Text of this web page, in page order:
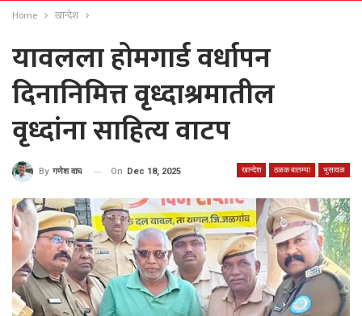
Home खान्देश
यावलला होमगार्ड वर्धापन
दिनानिमित्त वृध्दाश्रमातील
वृध्दांना साहित्य वाटप
खान्देश ठळक बातम्या भुसावळ
By गणेश वाघ On Dec 18, 2025